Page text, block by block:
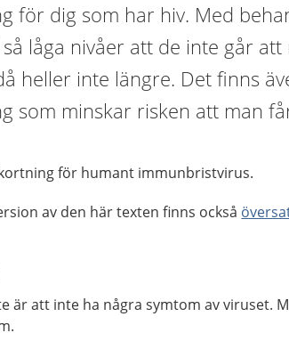
för dig som har hiv. Med
låga nivåer att de inte går att
heller inte längre. Det finns
som minskar risken att man
för humant immunbristvirus.
av den här texten finns också
är att inte ha några symtom av viruset.